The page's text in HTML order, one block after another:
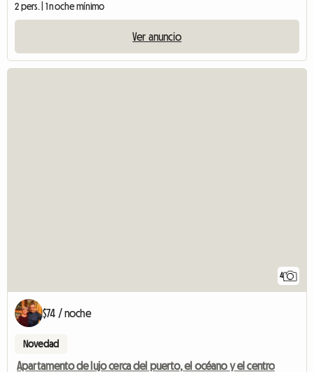
2 pers. | 1 noche mínimo
Ver anuncio
4
$74 / noche
Novedad
Apartamento de lujo cerca del puerto, el océano y el centro